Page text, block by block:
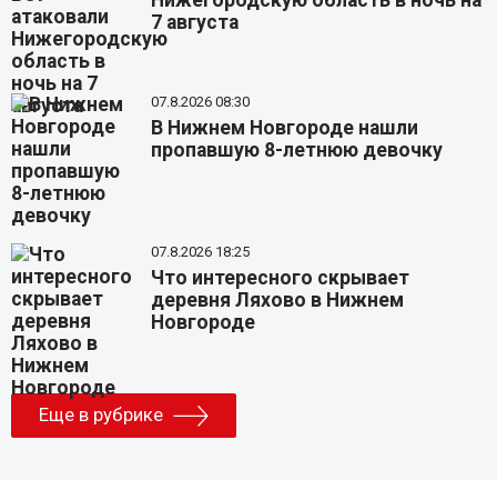
7 августа
07.8.2026 08:30
В Нижнем Новгороде нашли
пропавшую 8-летнюю девочку
07.8.2026 18:25
Что интересного скрывает
деревня Ляхово в Нижнем
Новгороде
Еще в рубрике